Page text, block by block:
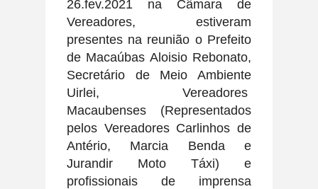
26.fev.2021 na Câmara de
Vereadores, estiveram
presentes na reunião o Prefeito
de Macaúbas Aloisio Rebonato,
Secretário de Meio Ambiente
Uirlei, Vereadores
Macaubenses (Representados
pelos Vereadores Carlinhos de
Antério, Marcia Benda e
Jurandir Moto Táxi) e
profissionais de imprensa